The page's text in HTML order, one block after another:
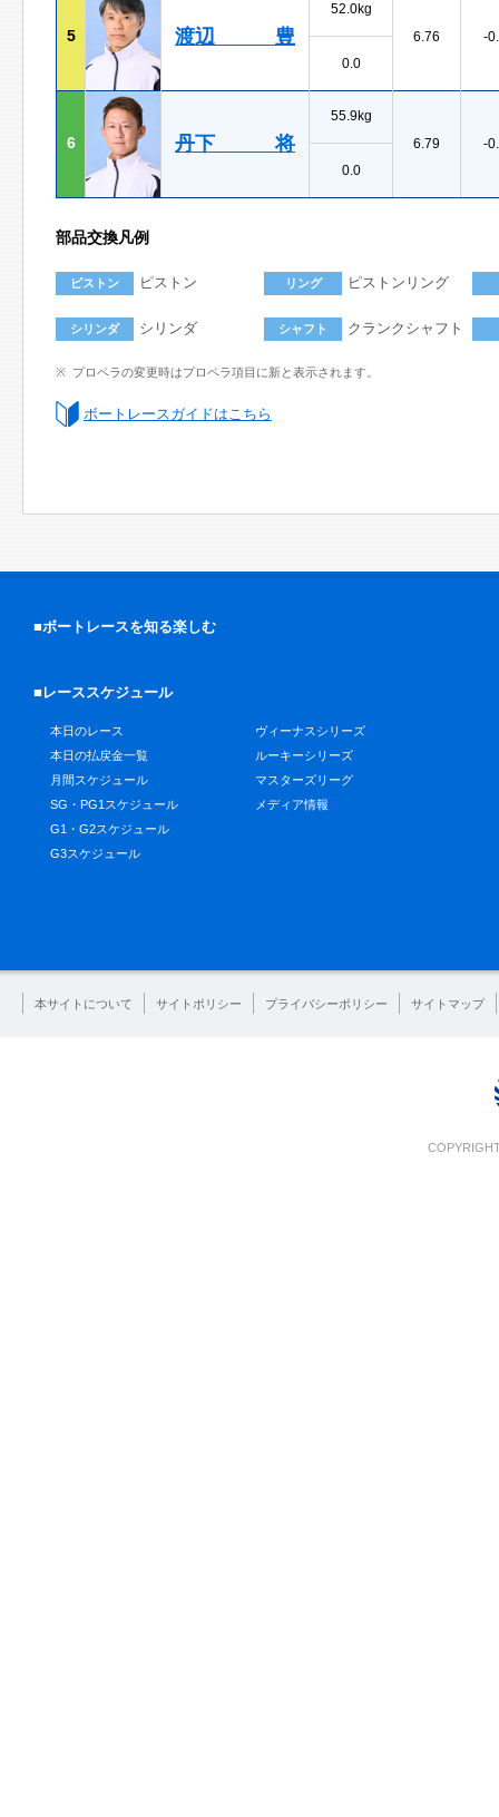
5 渡辺 豊
52.0kg
6.76
-
0.0
6 丹下 将
55.9kg
6.79
-
0.0
部品交換凡例
ピストン ピストン リング ピストンリング
シリンダ シリンダ シャフト クランクシャフト
プロペラの変更時はプロペラ項目に新と表示されます。
ボートレースガイドはこちら
■ボートレースを知る楽しむ
■レーススケジュール
本日のレース
本日の払戻金一覧
月間スケジュール
SG・PG1スケジュール
G1・G2スケジュール
G3スケジュール
ヴィーナスシリーズ
ルーキーシリーズ
マスターズリーグ
メディア情報
本サイトについて サイトポリシー プライバシーポリシー サイトマップ